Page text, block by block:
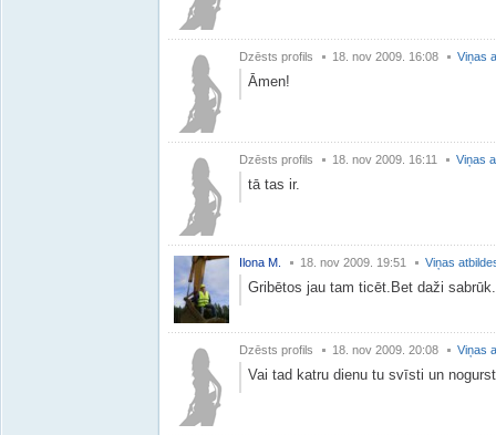
Dzēsts profils 18. nov 2009. 16:08 Viņas
Āmen!
Dzēsts profils 18. nov 2009. 16:11 Viņas
tā tas ir.
Ilona M. 18. nov 2009. 19:51 Viņas
Gribētos jau tam ticēt.Bet daži
Dzēsts profils 18. nov 2009. 20:08 Viņas
Vai tad katru dienu tu svīsti un